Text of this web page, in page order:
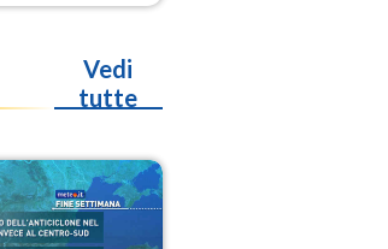
Vedi
tutte